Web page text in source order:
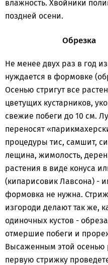
влажность. Хвойники
поздней осени.
Обрезка
Не менее двух раз в год
нуждается в формовке
Осенью стригут все
цветущих кустарников,
свежие побеги до 10 см.
переносят
процедуры тис, самшит,
лещина, жимолость,
растения в виде конуса
(кипарисовик Лавсона) -
формовка не нужна.
изгороди делают так же,
одиночных кустов -
отмершие побеги и
Высаженным этой осенью
первую стрижку